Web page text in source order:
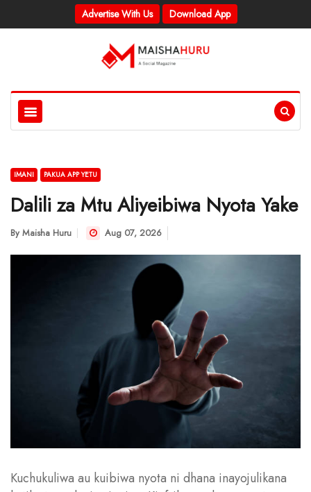
Advertise With Us Download App
IMANI PAKUA APP YETU
Dalili za Mtu Aliyeibiwa Nyota Yake
By Maisha Huru Aug 07, 2026
Kuchukuliwa au kuibiwa nyota ni dhana inayojulikana